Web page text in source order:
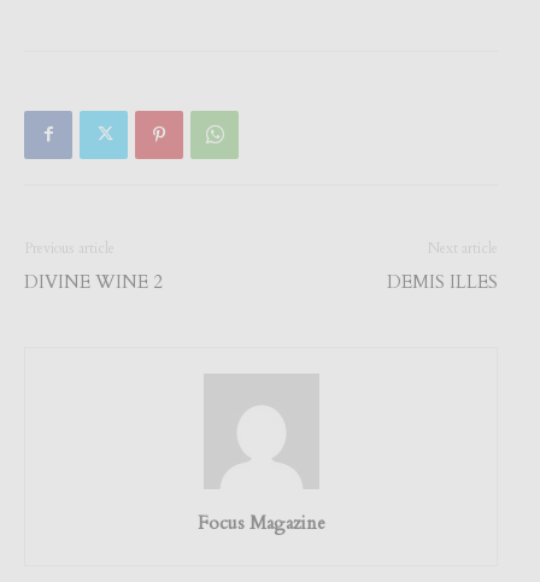
Previous article
DIVINE WINE 2
Next article
DEMIS ILLES
Focus Magazine